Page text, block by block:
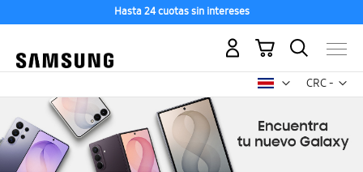
Hasta 24 cuotas sin intereses
CRC -
colón
Mi carrito